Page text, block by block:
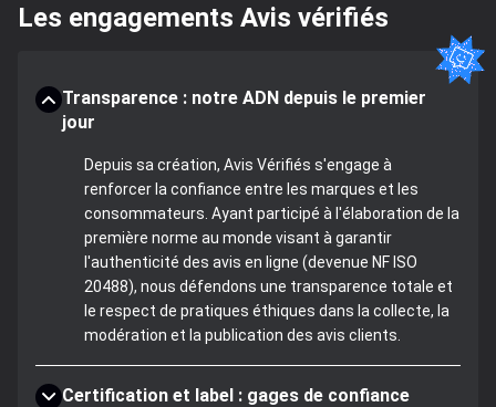
Les engagements Avis vérifiés
Transparence : notre ADN depuis le premier
jour
Depuis sa création, Avis Vérifiés s'engage à
renforcer la confiance entre les marques et les
consommateurs. Ayant participé à l'élaboration de la
première norme au monde visant à garantir
l'authenticité des avis en ligne (devenue NF ISO
20488), nous défendons une transparence totale et
le respect de pratiques éthiques dans la collecte, la
modération et la publication des avis clients.
Certification et label : gages de confiance